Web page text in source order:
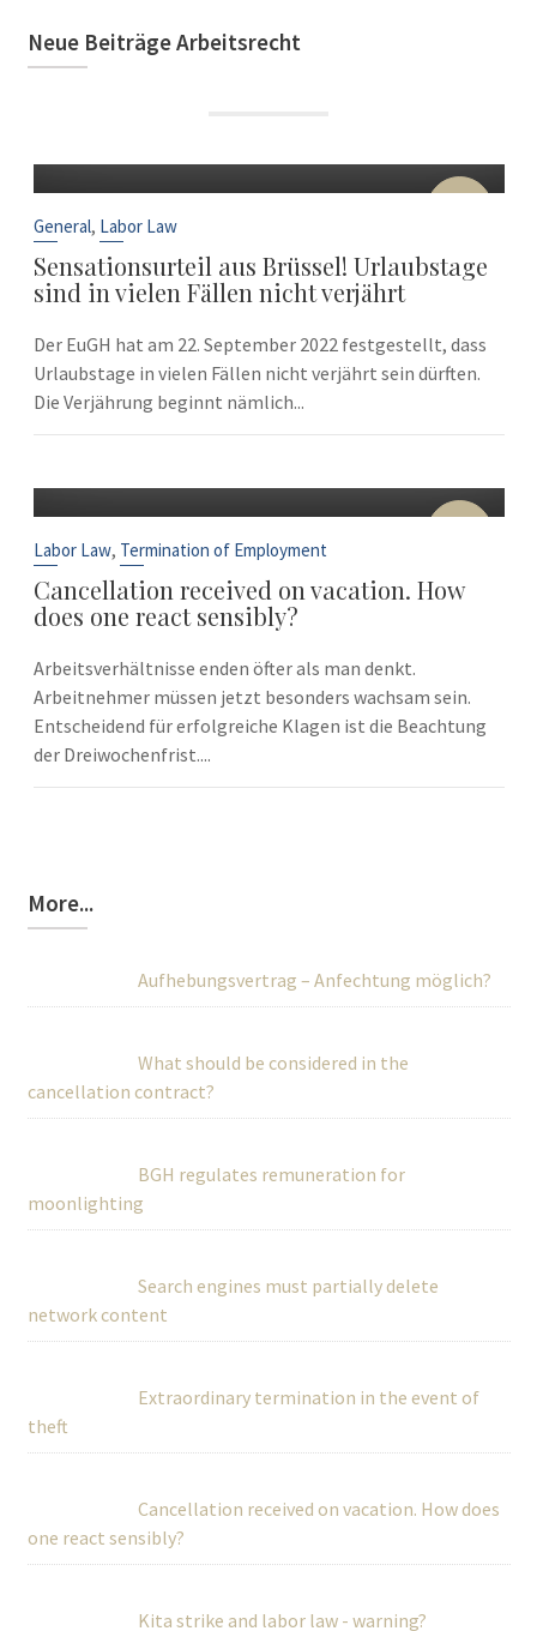
Neue Beiträge Arbeitsrecht
22
General, Labor Law
Sensationsurteil aus Brüssel! Urlaubstage
sind in vielen Fällen nicht verjährt
Der EuGH hat am 22. September 2022 festgestellt, dass
Urlaubstage in vielen Fällen nicht verjährt sein dürften.
Die Verjährung beginnt nämlich...
10
Labor Law, Termination of Employment
Cancellation received on vacation. How
does one react sensibly?
Arbeitsverhältnisse enden öfter als man denkt.
Arbeitnehmer müssen jetzt besonders wachsam sein.
Entscheidend für erfolgreiche Klagen ist die Beachtung
der Dreiwochenfrist....
More...
Aufhebungsvertrag – Anfechtung möglich?
What should be considered in the
cancellation contract?
BGH regulates remuneration for
moonlighting
Search engines must partially delete
network content
Extraordinary termination in the event of
theft
Cancellation received on vacation. How does
one react sensibly?
Kita strike and labor law - warning?